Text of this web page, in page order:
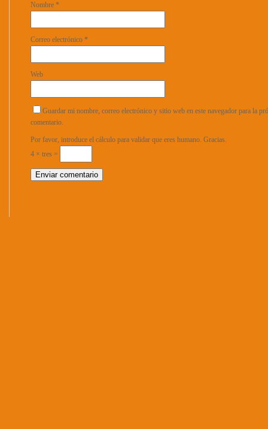
Nombre *
Correo electrónico *
Web
Guardar mi nombre, correo electrónico y sitio web en este navegador para la
comentario.
Por favor, introduce el cálculo para validar que eres humano. Gracias.
4 × tres =